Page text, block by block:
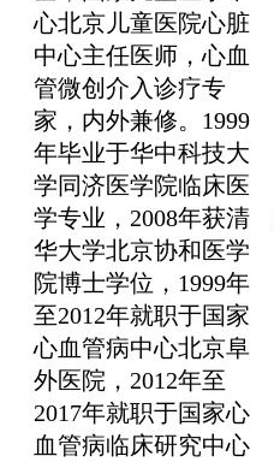
心北京儿童医院心脏
中心主任医师，心血
管微创介入诊疗专
家，内外兼修。1999
年毕业于华中科技大
学同济医学院临床医
学专业，2008年获清
华大学北京协和医学
院博士学位，1999年
至2012年就职于国家
心血管病中心北京阜
外医院，2012年至
2017年就职于国家心
血管病临床研究中心